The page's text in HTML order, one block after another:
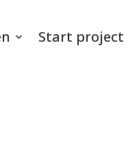
Start project